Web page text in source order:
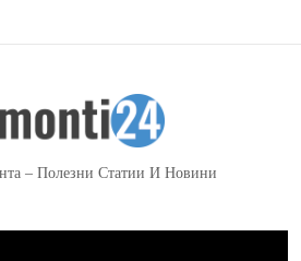
– Полезни Статии И Новини